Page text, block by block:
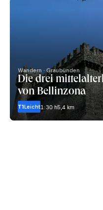
Wandern · Graubünden
Die drei
von Bellinzona
T1Leicht1:30 h5,4 km